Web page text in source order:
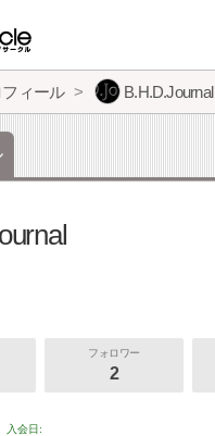
フィール B.H.D.Journal
フォロワー
2
入会日